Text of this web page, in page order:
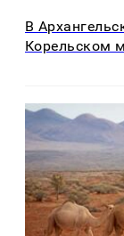
В
Корельском